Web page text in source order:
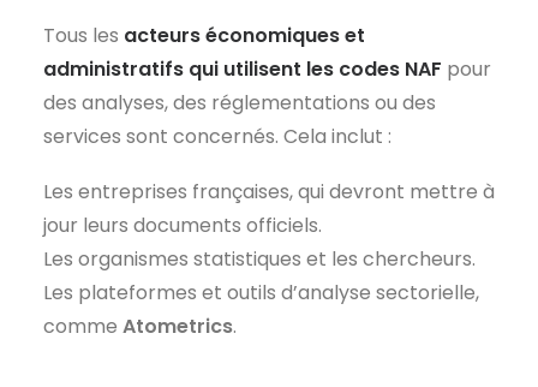
Tous les acteurs économiques et
administratifs qui utilisent les codes NAF pour
des analyses, des réglementations ou des
services sont concernés. Cela inclut :
Les entreprises françaises, qui devront mettre à
jour leurs documents officiels.
Les organismes statistiques et les chercheurs.
Les plateformes et outils d’analyse sectorielle,
comme Atometrics.